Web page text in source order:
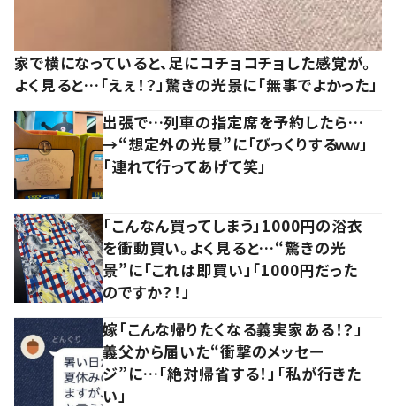
家で横になっていると、足にコチョコチョした感覚が。
よく見ると…「えぇ！？」驚きの光景に「無事でよかった」
出張で…列車の指定席を予約したら…
→“想定外の光景”に「びっくりするｗｗ」
「連れて行ってあげて笑」
「こんなん買ってしまう」1000円の浴衣
を衝動買い。よく見ると…“驚きの光
景”に「これは即買い」「1000円だった
のですか？！」
嫁「こんな帰りたくなる義実家ある！？」
義父から届いた“衝撃のメッセー
ジ”に…「絶対帰省する！」「私が行きた
い」